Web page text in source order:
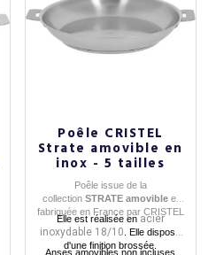
(29 avis)
Poêle CRISTEL
Strate amovible en
inox - 5 tailles
Poêle issue de la
collection STRATE amovible et
fabriquée enFrance parCRISTEL
Elle est réalisée enacier
inoxydable 18/10
. Elle dispose
d'une finition brossée.
Anses amovibles non incluses